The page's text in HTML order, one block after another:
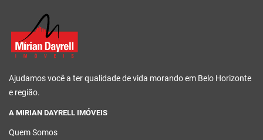
Ajudamos você a ter qualidade de vida morando em Belo Horizonte
e região.
A MIRIAN DAYRELL IMÓVEIS
Quem Somos